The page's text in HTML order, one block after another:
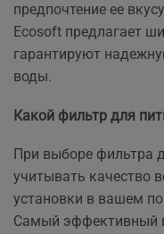
предпочтение ее
Ecosoft предлагает
гарантируют
воды.
Какой фильтр для
При выборе фильтра
учитывать качество
установки в вашем
Самый эффективный